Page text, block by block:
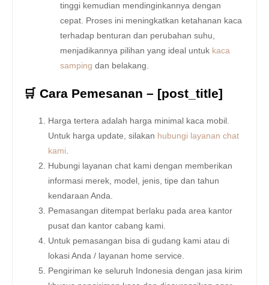
tinggi kemudian mendinginkannya dengan
cepat. Proses ini meningkatkan ketahanan kaca
terhadap benturan dan perubahan suhu,
menjadikannya pilihan yang ideal untuk kaca
samping dan belakang.
🛒 Cara Pemesanan – [post_title]
Harga tertera adalah harga minimal kaca mobil.
Untuk harga update, silakan hubungi layanan chat
kami
Hubungi layanan chat kami dengan memberikan
informasi merek, model, jenis, tipe dan tahun
kendaraan Anda.
Pemasangan ditempat berlaku pada area kantor
pusat dan kantor cabang kami.
Untuk pemasangan bisa di gudang kami atau di
lokasi Anda / layanan home service.
Pengiriman ke seluruh Indonesia dengan jasa kirim